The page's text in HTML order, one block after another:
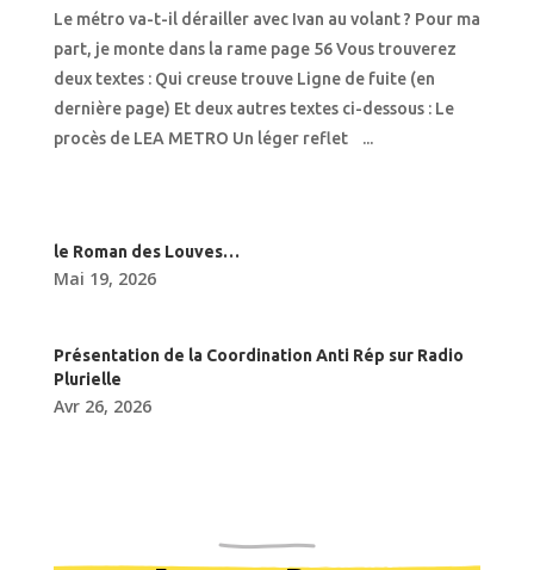
Le métro va-t-il dérailler avec Ivan au volant ? Pour ma
part, je monte dans la rame page 56 Vous trouverez
deux textes : Qui creuse trouve Ligne de fuite (en
dernière page) Et deux autres textes ci-dessous : Le
procès de LEA METRO Un léger reflet ...
le Roman des Louves…
Mai 19, 2026
Présentation de la Coordination Anti Rép sur Radio
Plurielle
Avr 26, 2026